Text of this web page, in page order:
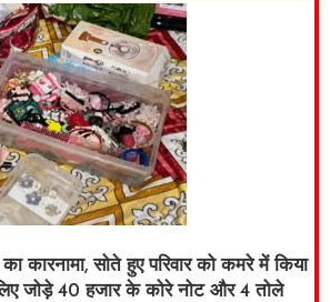
कारनामा, सोते हुए परिवार को कमरे में किया
जोड़े 40 हजार के कोरे नोट और 4 तोले